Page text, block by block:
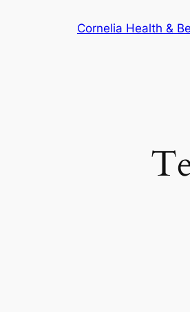
Cornelia Health &